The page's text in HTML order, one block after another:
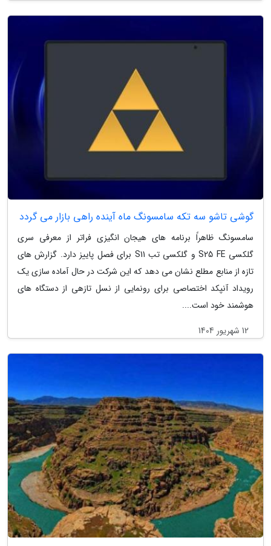
گوشی تاشو سه تکه سامسونگ ماه آینده راهی بازار می گردد
سامسونگ ظاهراً برنامه های هیجان انگیزی فراتر از معرفی سری
گلکسی S25 FE و گلکسی تب S11 برای فصل پاییز دارد. گزارش های
تازه از منابع مطلع نشان می دهد که این شرکت در حال آماده سازی یک
رویداد آنپکد اختصاصی برای رونمایی از نسل تازهی از دستگاه های
هوشمند خود است....
12 شهریور 1404